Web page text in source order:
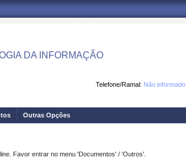
DA INFORMAÇÃO
Telefone/Ramal: Não informado
Outras Opções
Favor entrar no menu 'Documentos' / 'Outros'.